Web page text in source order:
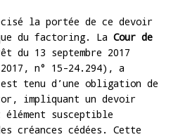
la portée de ce devoir
du factoring. La Cour de
du 13 septembre 2017
n° 15-24.294), a
tenu d’une obligation de
impliquant un devoir
susceptible
créances cédées. Cette